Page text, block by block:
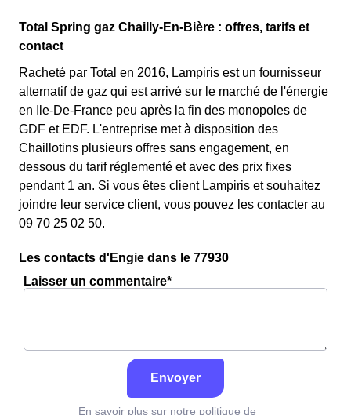
Total Spring gaz Chailly-En-Bière : offres, tarifs et
contact
Racheté par Total en 2016, Lampiris est un fournisseur
alternatif de gaz qui est arrivé sur le marché de l'énergie
en Ile-De-France peu après la fin des monopoles de
GDF et EDF. L'entreprise met à disposition des
Chaillotins plusieurs offres sans engagement, en
dessous du tarif réglementé et avec des prix fixes
pendant 1 an. Si vous êtes client Lampiris et souhaitez
joindre leur service client, vous pouvez les contacter au
09 70 25 02 50.
Les contacts d'Engie dans le 77930
Laisser un commentaire*
Envoyer
En savoir plus sur notre politique de